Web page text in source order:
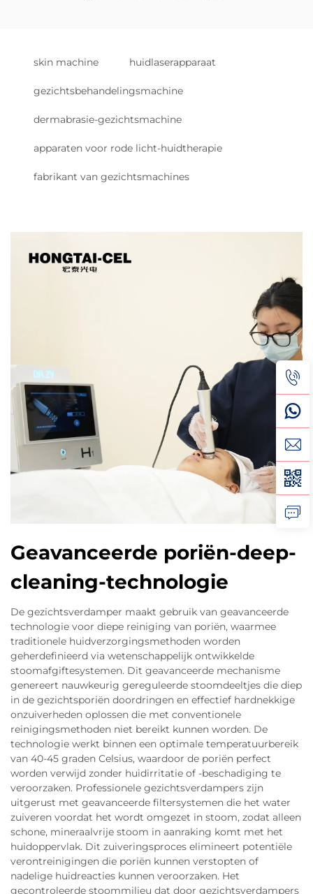
skin machine huidlaserapparaat
gezichtsbehandelingsmachine
dermabrasie-gezichtsmachine
apparaten voor rode licht-huidtherapie
fabrikant van gezichtsmachines
Geavanceerde poriën-deep-
cleaning-technologie
De gezichtsverdamper maakt gebruik van geavanceerde
technologie voor diepe reiniging van poriën, waarmee
traditionele huidverzorgingsmethoden worden
geherdefinieerd via wetenschappelijk ontwikkelde
stoomafgiftesystemen. Dit geavanceerde mechanisme
genereert nauwkeurig gereguleerde stoomdeeltjes die diep
in de gezichtsporiën doordringen en effectief hardnekkige
onzuiverheden oplossen die met conventionele
reinigingsmethoden niet bereikt kunnen worden. De
technologie werkt binnen een optimale temperatuurbereik
van 40-45 graden Celsius, waardoor de poriën perfect
worden verwijd zonder huidirritatie of -beschadiging te
veroorzaken. Professionele gezichtsverdampers zijn
uitgerust met geavanceerde filtersystemen die het water
zuiveren voordat het wordt omgezet in stoom, zodat alleen
schone, mineraalvrije stoom in aanraking komt met het
huidoppervlak. Dit zuiveringsproces elimineert potentiële
verontreinigingen die poriën kunnen verstopten of
nadelige huidreacties kunnen veroorzaken. Het
gecontroleerde stoommilieu dat door gezichtsverdampers